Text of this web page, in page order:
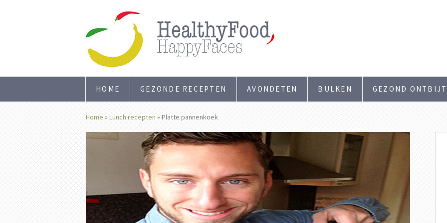
HOME GEZONDE RECEPTEN AVONDETEN BULKEN GEZOND ONTBIJT
Home » Lunch recepten » Platte pannenkoek